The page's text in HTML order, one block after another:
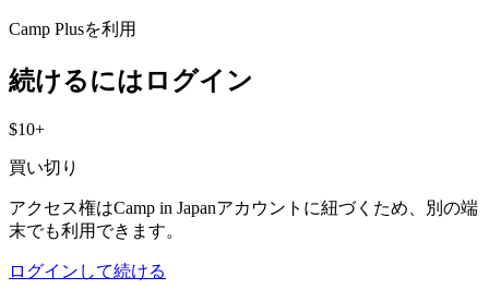
Camp Plusを利用
続けるにはログイン
$10+
買い切り
アクセス権はCamp in Japanアカウントに紐づくため、別の端
末でも利用できます。
ログインして続ける